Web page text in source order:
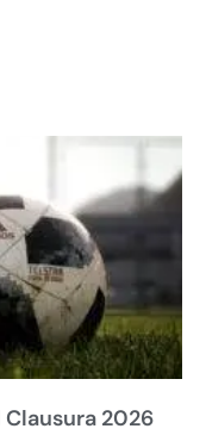
2026